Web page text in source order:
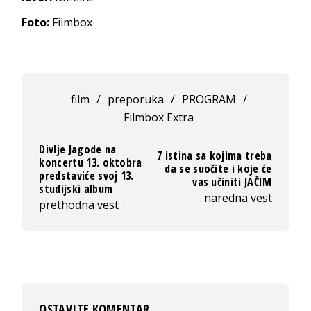
Foto: Filmbox
film / preporuka / PROGRAM /
Filmbox Extra
Divlje Jagode na
koncertu 13. oktobra
predstaviće svoj 13.
studijski album
prethodna vest
7 istina sa kojima treba
da se suočite i koje će
vas učiniti JAČIM
naredna vest